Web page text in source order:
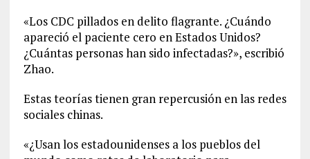
«Los CDC pillados en delito flagrante. ¿Cuándo
apareció el paciente cero en Estados Unidos?
¿Cuántas personas han sido infectadas?», escribió
Zhao.
Estas teorías tienen gran repercusión en las redes
sociales chinas.
«¿Usan los estadounidenses a los pueblos del